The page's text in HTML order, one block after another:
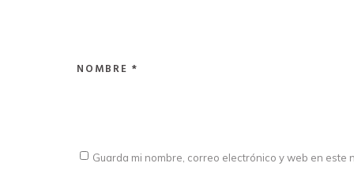
NOMBRE *
Guarda mi nombre, correo electrónico y web en este